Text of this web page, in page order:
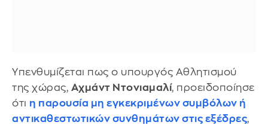
Υπενθυμίζεται πως ο υπουργός Αθλητισμού
της χώρας, Αχμάντ Ντονιαμαλί, προειδοποίησε
ότι η παρουσία μη εγκεκριμένων συμβόλων ή
αντικαθεστωτικών συνθημάτων στις εξέδρες,